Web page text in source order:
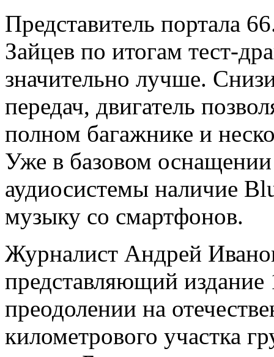
Представитель портала
Зайцев по итогам тест-
значительно лучше.
передач, двигатель
полном багажнике и
Уже в базовом
аудиосистемы наличие
музыку со смартфонов.
Журналист Андрей
представляющий издание
преодолении на
километрового участка